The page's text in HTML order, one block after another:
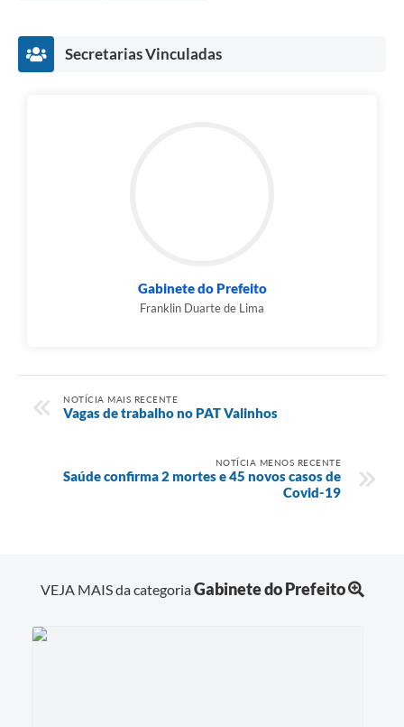
Secretarias Vinculadas
Gabinete do Prefeito
Franklin Duarte de Lima
NOTÍCIA MAIS RECENTE
Vagas de trabalho no PAT Valinhos
NOTÍCIA MENOS RECENTE
Saúde confirma 2 mortes e 45 novos casos de
Covid-19
VEJA MAIS da categoriaGabinete do Prefeito